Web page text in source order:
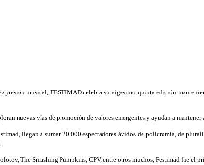
musical, FESTIMAD celebra su vigésimo quinta edición
nuevas vías de promoción de valores emergentes y ayudan a mantener
llegan a sumar 20.000 espectadores ávidos de policromía, de
The Smashing Pumpkins, CPV, entre otros muchos, Festimad fue el